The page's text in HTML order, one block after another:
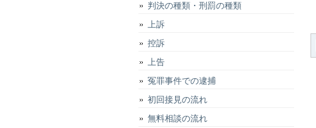
判決の種類・刑罰の種類
上訴
控訴
上告
冤罪事件での逮捕
初回接見の流れ
無料相談の流れ